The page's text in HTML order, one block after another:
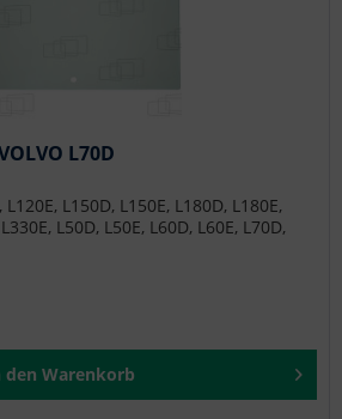
L70D
L150D, L150E, L180D, L180E,
L50D, L50E, L60D, L60E, L70D,
den Warenkorb